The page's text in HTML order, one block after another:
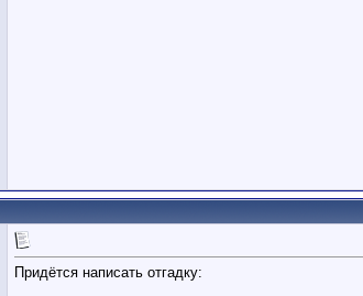
Придётся написать отгадку: